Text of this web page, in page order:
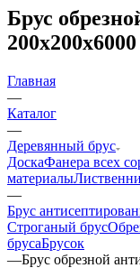
Брус
Главная
—
Каталог
—
Деревянный брус
ДоскаФанера всех
материалы
—
Брус
Строганый брус
брусаБрусок
—Брус обрезной